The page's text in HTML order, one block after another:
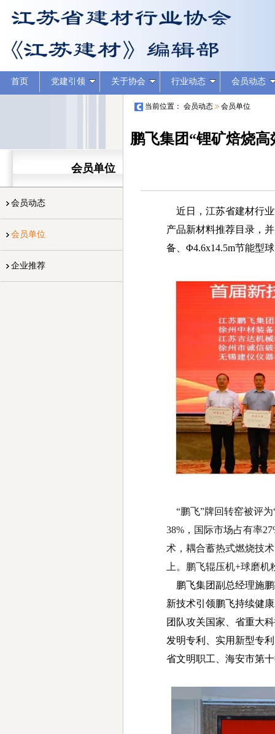
首页 党建引领 关于协会 行业动态 会员动态
会员单位
会员动态
会员单位
企业推荐
当前位置： 会员动态 会员单位
鹏飞集团“锂矿焙烧
近日，江苏省建材行业
产品新材料推荐目录，
备、Φ4.6x14.5m节能型
“鹏飞”牌回转窑被评为
38%，国际市场占有率
术，耦合蓄热式燃烧技术
上。鹏飞辊压机+球磨
鹏飞集团副总经理施
新技术引领鹏飞持续健
团队攻关国家、省重大
发明专利、实用新型专
省文明职工、海安市第